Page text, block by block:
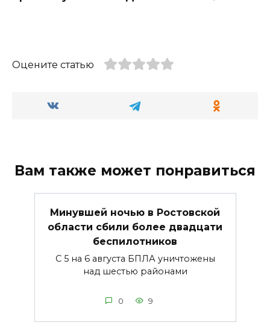
Оцените статью
Вам также может понравиться
Минувшей ночью в Ростовской
области сбили более двадцати
беспилотников
С 5 на 6 августа БПЛА уничтожены
над шестью районами
0 9